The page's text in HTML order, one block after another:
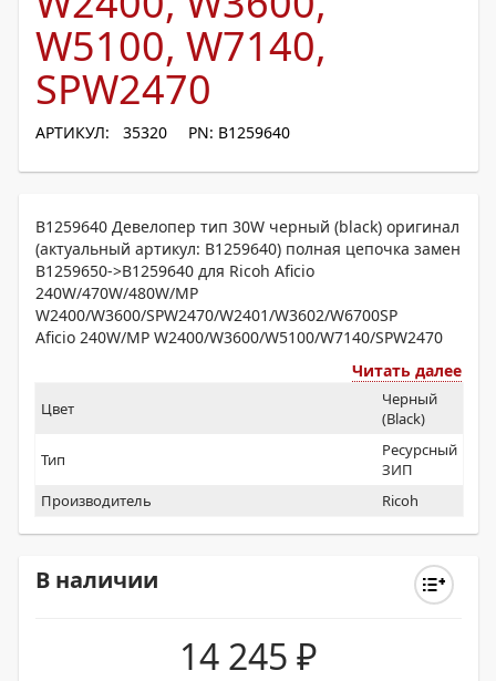
W5100, W7140,
SPW2470
АРТИКУЛ: 35320 PN: B1259640
B1259640 Девелопер тип 30W черный (black) оригинал
(актуальный артикул: B1259640) полная цепочка замен
B1259650->B1259640 для Ricoh Aficio
240W/470W/480W/MP
W2400/W3600/SPW2470/W2401/W3602/W6700SP
Aficio 240W/MP W2400/W3600/W5100/W7140/SPW2470
Читать далее
Цвет
Черный
(Black)
Тип
Ресурсный
ЗИП
Производитель
Ricoh
В наличии
14 245 ₽